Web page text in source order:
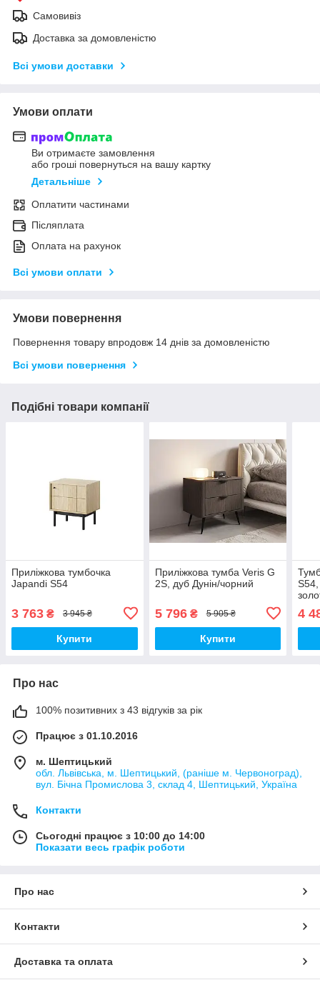
Самовивіз
Доставка за домовленістю
Всі умови доставки
Умови оплати
Ви отримаєте замовлення
або гроші повернуться на вашу картку
Детальніше
Оплатити частинами
Післяплата
Оплата на рахунок
Всі умови оплати
Умови повернення
Повернення товару впродовж 14 днів за домовленістю
Всі умови повернення
Подібні товари компанії
Приліжкова тумбочка
Japandi S54
3 763 ₴ 3 945 ₴
Купити
Приліжкова тумба Veris G
2S, дуб Дунін/чорний
5 796₴ 5 905 ₴
Купити
4
Про нас
100% позитивних з 43 відгуків за рік
Працює з 01.10.2016
м. Шептицький
обл. Львівська, м. Шептицький, (раніше м. Червоноград),
вул. Бічна Промислова 3, склад 4, Шептицький, Україна
Контакти
Сьогодні працює з 10:00 до 14:00
Показати весь графік роботи
Про нас
Контакти
Доставка та оплата